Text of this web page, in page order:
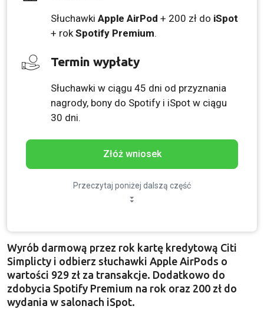
Słuchawki Apple AirPod + 200 zł do iSpot
+ rokSpotify Premium.
Termin wypłaty
Słuchawki w ciągu 45 dni od przyznania
nagrody, bony do Spotify i iSpot w ciągu
30 dni.
Złóż wniosek
Przeczytaj poniżej dalszą część
Wyrób darmową przez rok kartę kredytową Citi
Simplicty i odbierz słuchawki Apple AirPods o
wartości 929 zł za transakcje. Dodatkowo do
zdobycia Spotify Premium na rok oraz 200 zł do
wydania w salonach iSpot.